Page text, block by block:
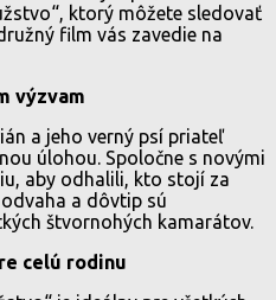
ktorý môžete sledovať
film vás zavedie na
výzvam
a jeho verný psí priateľ
úlohou. Spoločne s novými
aby odhalili, kto stojí za
a dôvtip sú
štvornohých kamarátov.
celú rodinu